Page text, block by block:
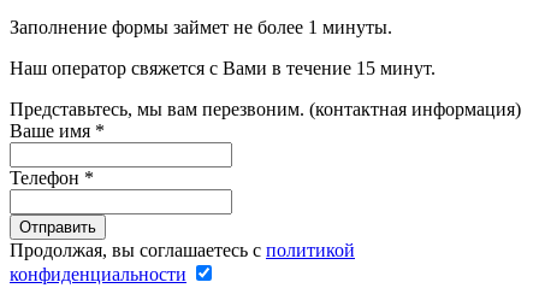
Заполнение формы займет не более 1 минуты.
Наш оператор свяжется с Вами в течение 15 минут.
Представьтесь, мы вам перезвоним. (контактная информация)
Ваше имя *
Телефон *
Продолжая, вы соглашаетесь с политикой
конфиденциальности